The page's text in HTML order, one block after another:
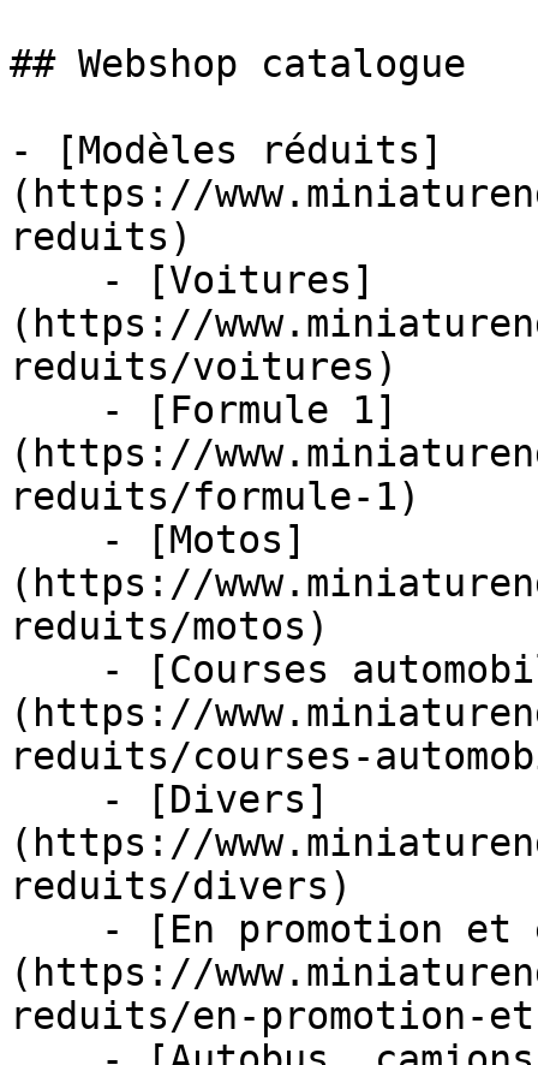
## Webshop catalogue
- [Modèles réduits]
(https://
reduits)
(https://
reduits/voitures)
(https://
reduits/formule-1)
(https://
reduits/motos)
(https://
reduits/courses-
(https://
reduits/divers)
(https://
reduits/en-promotion-